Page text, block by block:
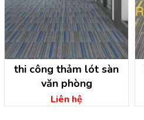
thi công thảm lót sàn
văn phòng
Liên hệ